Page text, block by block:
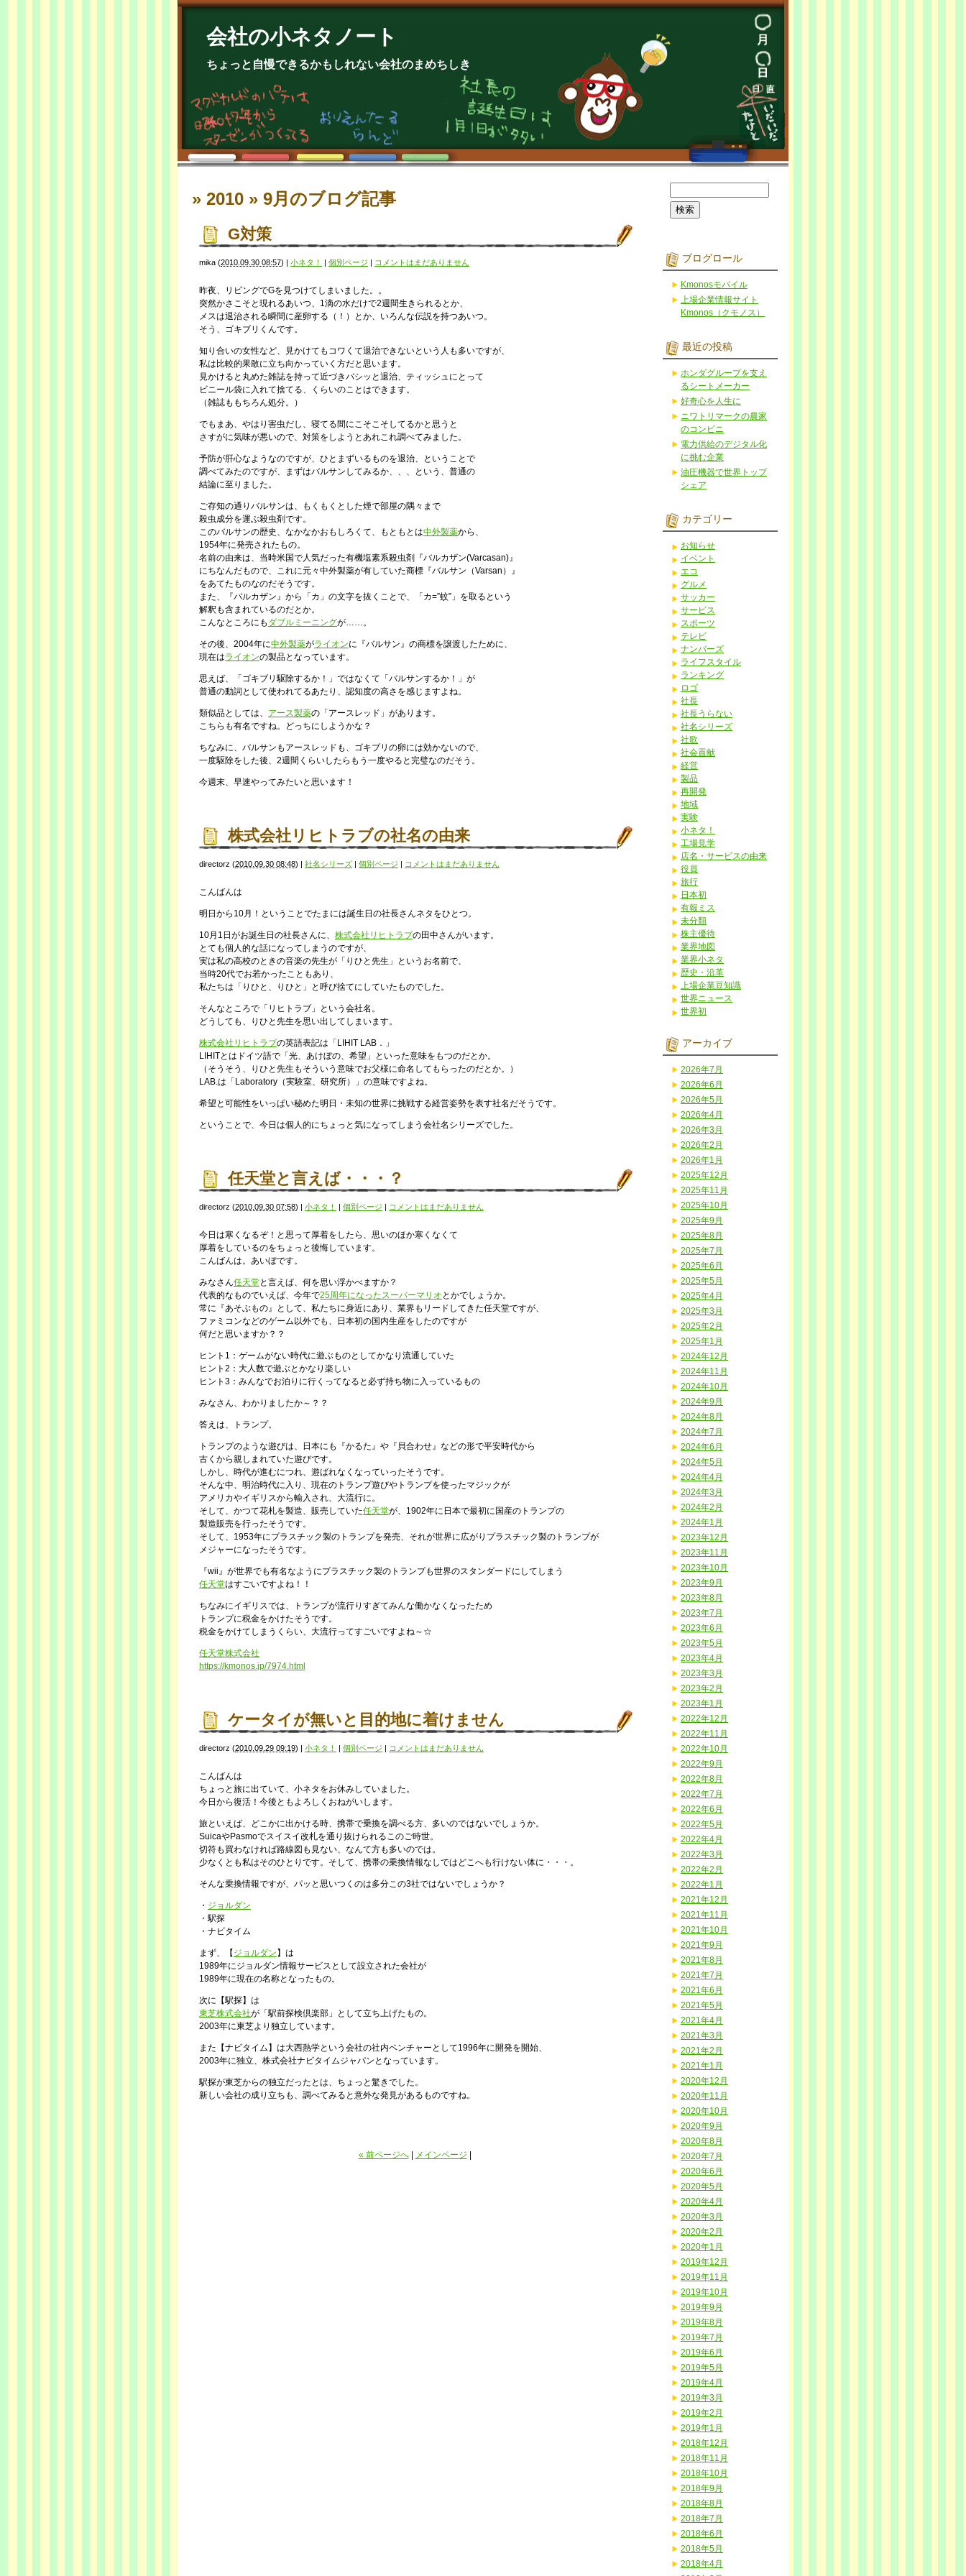
会社の小ネタノート
ちょっと自慢できるかもしれない会社のまめちしき
» 2010 » 9月 のブログ記事
G対策
mika (2010.09.30 08:57) | 小ネタ！ | 個別ページ | コメントはまだありません
昨夜、リビングでGを見つけてしまいました。。
突然かさこそと現れるあいつ、1滴の水だけで2週間生きられるとか、
メスは退治される瞬間に産卵する（！）とか、いろんな伝説を持つあいつ。
そう、ゴキブリくんです。
知り合いの女性など、見かけてもコワくて退治できないという人も多いですが、
私は比較的果敢に立ち向かっていく方だと思います。
見かけると丸めた雑誌を持って近づきバシッと退治、ティッシュにとって
ビニール袋に入れて捨てる、くらいのことはできます。
（雑誌ももちろん処分。）
でもまあ、やはり害虫だし、寝てる間にこそこそしてるかと思うと
さすがに気味が悪いので、対策をしようとあれこれ調べてみました。
予防が肝心なようなのですが、ひとまずいるものを退治、ということで
調べてみたのですが、まずはバルサンしてみるか、、、という、普通の
結論に至りました。
ご存知の通りバルサンは、もくもくとした煙で部屋の隅々まで
殺虫成分を運ぶ殺虫剤です。
このバルサンの歴史、なかなかおもしろくて、もともとは中外製薬から、
1954年に発売されたもの。
名前の由来は、当時米国で人気だった有機塩素系殺虫剤『バルカザン(Varcasan)』
にちなんだもので、これに元々中外製薬が有していた商標『バルサン（Varsan）』
をあてたものなのだそうです。
また、『バルカザン』から「カ」の文字を抜くことで、「カ=”蚊”」を取るという
解釈も含まれているのだとか。
こんなところにも ダブルミーニングが……。
その後、2004年に中外製薬がライオンに『バルサン』の商標を譲渡したために、
現在はライオンの製品となっています。
思えば、「ゴキブリ駆除するか！」ではなくて「バルサンするか！」が
普通の動詞として使われてるあたり、認知度の高さを感じますよね。
類似品としては、 アース製薬の「アースレッド」があります。
こちらも有名ですね。どっちにしようかな？
ちなみに、バルサンもアースレッドも、ゴキブリの卵には効かないので、
一度駆除をした後、2週間くらいしたらもう一度やると完璧なのだそう。
今週末、早速やってみたいと思います！
株式会社リヒトラブの社名の由来
directorz (2010.09.30 08:48) | 社名シリーズ | 個別ページ | コメントはまだありません
こんばんは
明日から10月！ということでたまには誕生日の社長さんネタをひとつ。
10月1日がお誕生日の社長さんに、 株式会社リヒトラブの田中さんがいます。
とても個人的な話になってしまうのですが、
実は私の高校のときの音楽の先生が「りひと先生」というお名前で、
当時20代でお若かったこともあり、
私たちは「りひと、りひと」と呼び捨てにしていたものでした。
そんなところで「リヒトラブ」という会社名。
どうしても、りひと先生を思い出してしまいます。
株式会社リヒトラブの英語表記は「LIHIT LAB．」
LIHITとはドイツ語で「光、あけぼの、希望」といった意味をもつのだとか。
（そうそう、りひと先生もそういう意味でお父様に命名してもらったのだとか。）
LAB.は「Laboratory（実験室、研究所）」の意味ですよね。
希望と可能性をいっぱい秘めた明日・未知の世界に挑戦する経営姿勢を表す社名だそうです。
ということで、今日は個人的にちょっと気になってしまう会社名シリーズでした。
任天堂と言えば・・・？
directorz (2010.09.30 07:58) | 小ネタ！ | 個別ページ | コメントはまだありません
今日は寒くなるぞ！と思って厚着をしたら、思いのほか寒くなくて
厚着をしているのをちょっと後悔しています。
こんばんは。あいぼです。
みなさん任天堂と言えば、何を思い浮かべますか？
代表的なものでいえば、今年で25周年になったスーパーマリオ とかでしょうか。
常に『あそぶもの』として、私たちに身近にあり、業界もリードしてきた任天堂ですが、
ファミコンなどのゲーム以外でも、日本初の国内生産をしたのですが
何だと思いますか？？
ヒント1：ゲームがない時代に遊ぶものとしてかなり流通していた
ヒント2：大人数で遊ぶとかなり楽しい
ヒント3：みんなでお泊りに行くってなると必ず持ち物に入っているもの
みなさん、わかりましたか～？？
答えは、トランプ。
トランプのような遊びは、日本にも『かるた』や『貝合わせ』などの形で平安時代から
古くから親しまれていた遊びです。
しかし、時代が進むにつれ、遊ばれなくなっていったそうです。
そんな中、明治時代に入り、現在のトランプ遊びやトランプを使ったマジックが
アメリカやイギリスから輸入され、大流行に。
そして、かつて花札を製造、販売していた任天堂が、1902年に日本で最初に国産のトランプの
製造販売を行ったそうです。
そして、1953年にプラスチック製のトランプを発売、それが世界に広がりプラスチック製のトランプが
メジャーになったそうです。
『wii』が世界でも有名なようにプラスチック製のトランプも世界のスタンダードにしてしまう
任天堂はすごいですよね！！
ちなみにイギリスでは、トランプが流行りすぎてみんな働かなくなったため
トランプに税金をかけたそうです。
税金をかけてしまうくらい、大流行ってすごいですよね～☆
任天堂株式会社
https://kmonos.jp/7974.html
ケータイが無いと目的地に着けません
directorz (2010.09.29 09:19) | 小ネタ！ | 個別ページ | コメントはまだありません
こんばんは
ちょっと旅に出ていて、小ネタをお休みしていました。
今日から復活！今後ともよろしくおねがいします。
旅といえば、どこかに出かける時、携帯で乗換を調べる方、多いのではないでしょうか。
SuicaやPasmoでスイスイ改札を通り抜けられるこのご時世。
切符も買わなければ路線図も見ない、なんて方も多いのでは。
少なくとも私はそのひとりです。そして、携帯の乗換情報なしではどこへも行けない体に・・・。
そんな乗換情報ですが、パッと思いつくのは多分この3社ではないでしょうか？
・ ジョルダン
・駅探
・ナビタイム
まず、【 ジョルダン 】は
1989年にジョルダン情報サービスとして設立された会社が
1989年に現在の名称となったもの。
次に【駅探】は
東芝株式会社が「駅前探検倶楽部」として立ち上げたもの。
2003年に東芝より独立しています。
また【ナビタイム】は大西熱学という会社の社内ベンチャーとして1996年に開発を開始、
2003年に独立、株式会社ナビタイムジャパンとなっています。
駅探が東芝からの独立だったとは、ちょっと驚きでした。
新しい会社の成り立ちも、調べてみると意外な発見があるものですね。
« 前ページへ| メインページ
ブログロール
Kmonosモバイル
上場企業情報サイト
Kmonos（クモノス）
最近の投稿
ホンダグループを支え
るシートメーカー
好奇心を人生に
ニワトリマークの農家
のコンビニ
電力供給のデジタル化
に挑む企業
油圧機器で世界トップ
シェア
カテゴリー
お知らせ
イベント
エコ
グルメ
サッカー
サービス
スポーツ
テレビ
ナンバーズ
ライフスタイル
ランキング
ロゴ
社長
社長うらない
社名シリーズ
社歌
社会貢献
経営
製品
再開発
地域
実験
小ネタ！
工場見学
店名・サービスの由来
役員
旅行
日本初
有報ミス
未分類
株主優待
業界地図
業界小ネタ
歴史・沿革
上場企業豆知識
世界ニュース
世界初
アーカイブ
2026年7月
2026年6月
2026年5月
2026年4月
2026年3月
2026年2月
2026年1月
2025年12月
2025年11月
2025年10月
2025年9月
2025年8月
2025年7月
2025年6月
2025年5月
2025年4月
2025年3月
2025年2月
2025年1月
2024年12月
2024年11月
2024年10月
2024年9月
2024年8月
2024年7月
2024年6月
2024年5月
2024年4月
2024年3月
2024年2月
2024年1月
2023年12月
2023年11月
2023年10月
2023年9月
2023年8月
2023年7月
2023年6月
2023年5月
2023年4月
2023年3月
2023年2月
2023年1月
2022年12月
2022年11月
2022年10月
2022年9月
2022年8月
2022年7月
2022年6月
2022年5月
2022年4月
2022年3月
2022年2月
2022年1月
2021年12月
2021年11月
2021年10月
2021年9月
2021年8月
2021年7月
2021年6月
2021年5月
2021年4月
2021年3月
2021年2月
2021年1月
2020年12月
2020年11月
2020年10月
2020年9月
2020年8月
2020年7月
2020年6月
2020年5月
2020年4月
2020年3月
2020年2月
2020年1月
2019年12月
2019年11月
2019年10月
2019年9月
2019年8月
2019年7月
2019年6月
2019年5月
2019年4月
2019年3月
2019年2月
2019年1月
2018年12月
2018年11月
2018年10月
2018年9月
2018年8月
2018年7月
2018年6月
2018年5月
2018年4月